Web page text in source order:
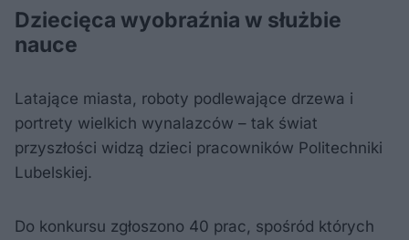
Dziecięca wyobraźnia w służbie
nauce
Latające miasta, roboty podlewające drzewa i
portrety wielkich wynalazców – tak świat
przyszłości widzą dzieci pracowników Politechniki
Lubelskiej.
Do konkursu zgłoszono 40 prac, spośród których